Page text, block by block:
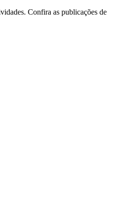
Confira as publicações de